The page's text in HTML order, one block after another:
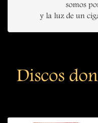
somos
y la luz de un
Discos